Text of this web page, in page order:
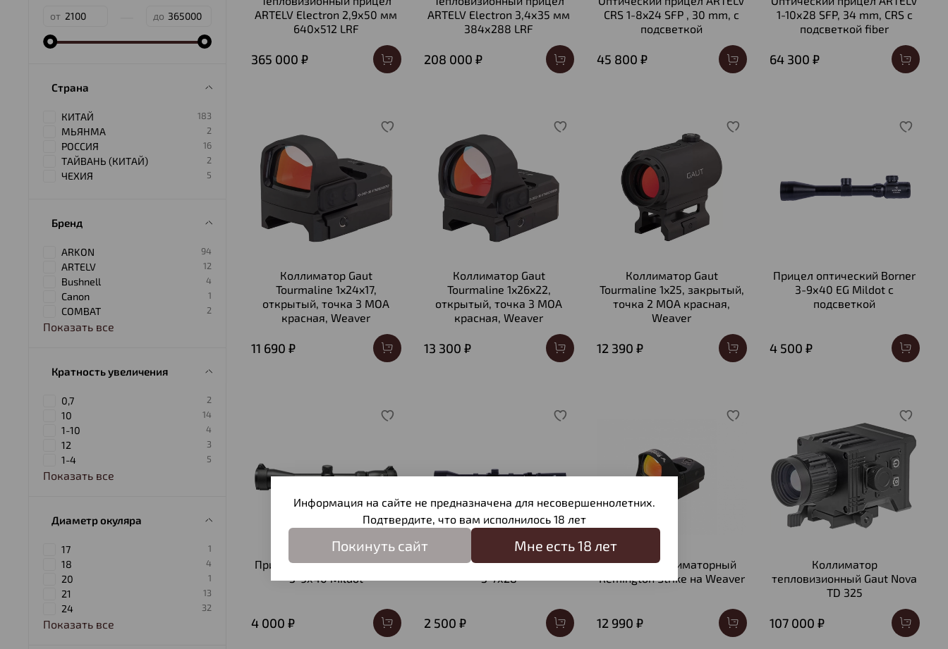
ARTELV Electron 2,9х50 мм
640х512 LRF
365 000 ₽
ARTELV Electron 3,4х35 мм
384х288 LRF
208 000 ₽
CRS 1-8x24 SFP , 30 mm, с
подсветкой
45 800 ₽
1-10х28 SFP, 34 mm, CRS с
подсветкой fiber
64 300 ₽
Коллиматор Gaut
Tourmaline 1x24x17,
открытый, точка 3 МOA
красная, Weaver
11 690 ₽
Коллиматор Gaut
Tourmaline 1x26x22,
открытый, точка 3 МOA
красная, Weaver
13 300 ₽
Коллиматор Gaut
Tourmaline 1x25, закрытый,
точка 2 МOA красная,
Weaver
12 390 ₽
Прицел оптический Borner
3-9х40 EG Mildot с
подсветкой
4 500 ₽
Прицел оптический Borner
3-9х40 Mildot
4 000 ₽
Прицел оптический Borner
3-7х28
2 500 ₽
Прицел коллиматорный
Remington Strike на Weaver
12 990 ₽
Коллиматор
тепловизионный Gaut Nova
TD 325
107 000 ₽
от до
Страна
КИТАЙ 183
МЬЯНМА 2
РОССИЯ 16
ТАЙВАНЬ (КИТАЙ) 2
ЧЕХИЯ 5
Бренд
ARKON 94
ARTELV 12
Bushnell 4
Canon 1
COMBAT 2
Показать все
Кратность увеличения
0,7 2
10 14
1-10 4
12 3
1-4 5
Показать все
Диаметр окуляра
17 1
18 4
20 1
21 13
24 32
Показать все
Информация на сайте не предназначена для несовершеннолетних.
Подтвердите, что вам исполнилось 18 лет
Покинуть сайт Мне есть 18 лет